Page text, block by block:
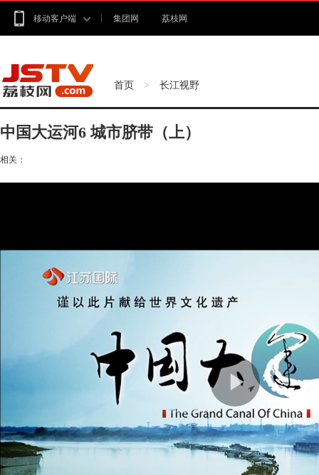
移动客户端 集团网 荔枝网
首页 > 长江视野
中国大运河6 城市脐带（上）
相关：